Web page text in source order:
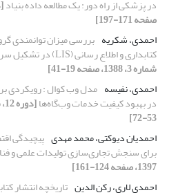
در پزشکی از راه دور: یک مطالعه داده بنیاد
صفحه 171-197]
احمدی، شکریه بررسی میزان توانمندی
کتابداری و اطلاع رسانی (LIS) در تشکیل سرمایه اجتماعی
شماره 3، 1388، صفحه 19-41]
احمدی، نفیسه مدل وب کوال : رویکردی
در بهبود کیفیت خدمات وب‌گاه‌ها
53-72]
احمدیان دیوکتی، محمد مهدی پیچیدگی
برای سنجش تجاری‌سازی تولیدات علمی و
1397، صفحه 124-161]
احمدی لاری، رکن الدین تاریخچه انتشار